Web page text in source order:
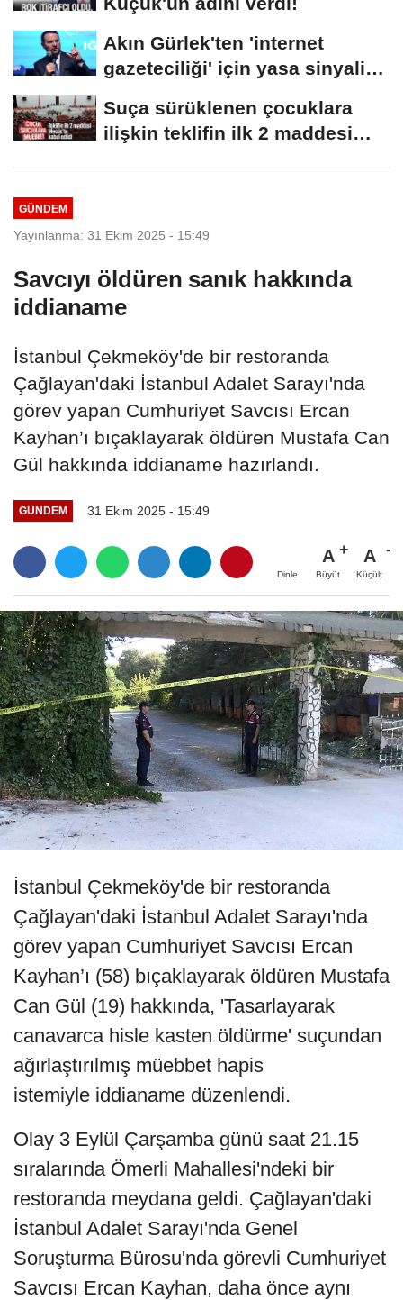
Akın Gürlek'ten 'internet
gazeteciliği' için yasa sinyali:
Suça sürüklenen çocuklara
ilişkin teklifin ilk 2 maddesi
GÜNDEM
Yayınlanma: 31 Ekim 2025 - 15:49
Savcıyı öldüren sanık hakkında
iddianame
İstanbul Çekmeköy'de bir restoranda
Çağlayan'daki İstanbul Adalet Sarayı'nda
görev yapan Cumhuriyet Savcısı Ercan
Kayhan’ı bıçaklayarak öldüren Mustafa Can
Gül hakkında iddianame hazırlandı.
GÜNDEM 31 Ekim 2025 - 15:49
Dinle
A
Büyüt
A
Küçült
İstanbul Çekmeköy'de bir restoranda
Çağlayan'daki İstanbul Adalet Sarayı'nda
görev yapan Cumhuriyet Savcısı Ercan
Kayhan’ı (58) bıçaklayarak öldüren Mustafa
Can Gül (19) hakkında, 'Tasarlayarak
canavarca hisle kasten öldürme' suçundan
ağırlaştırılmış müebbet hapis
istemiyle iddianame düzenlendi.
Olay 3 Eylül Çarşamba günü saat 21.15
sıralarında Ömerli Mahallesi'ndeki bir
restoranda meydana geldi. Çağlayan'daki
İstanbul Adalet Sarayı'nda Genel
Soruşturma Bürosu'nda görevli Cumhuriyet
Savcısı Ercan Kayhan, daha önce aynı